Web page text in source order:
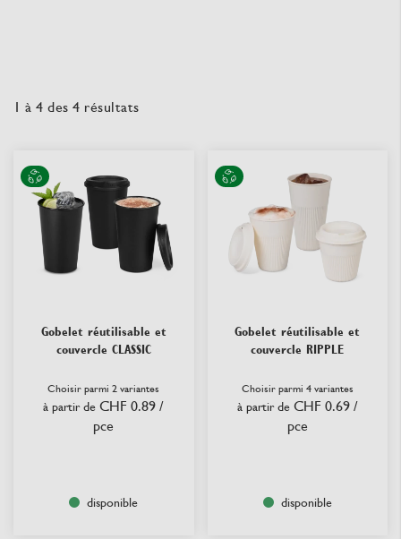
1 à 4 des 4 résultats
Gobelet réutilisable et
couvercle CLASSIC
Choisir parmi 2 variantes
à partir de CHF 0.89 /
pce
disponible
Gobelet réutilisable et
couvercle RIPPLE
Choisir parmi 4 variantes
à partir de CHF 0.69 /
pce
disponible